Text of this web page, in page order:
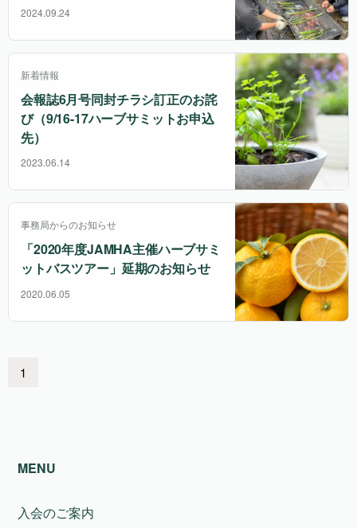
2024.09.24
新着情報
会報誌6月号同封チラシ訂正のお詫
び（9/16-17ハーブサミットお申込
先）
2023.06.14
事務局からのお知らせ
「2020年度JAMHA主催ハーブサミ
ットバスツアー」延期のお知らせ
2020.06.05
1
MENU
入会のご案内